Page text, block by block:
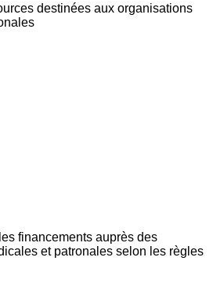
destinées aux organisations
financements auprès des
et patronales selon les règles